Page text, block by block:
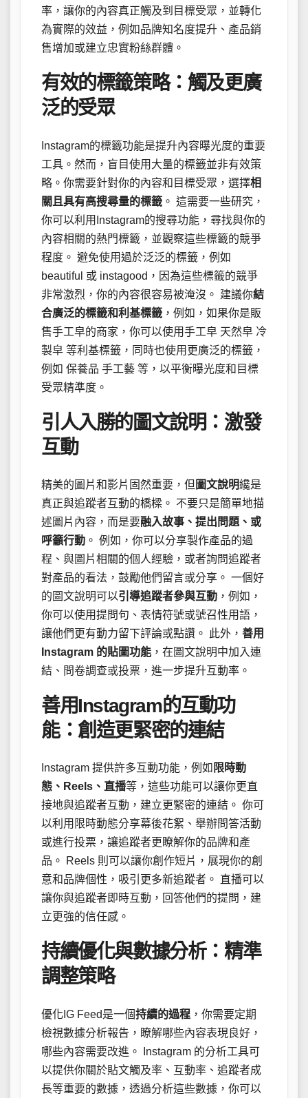
率，讓你的內容真正觸及到目標受眾，並轉化
為實際的效益，例如品牌知名度提升、產品銷
售增加或建立忠實粉絲群體。
有效的標籤策略：觸及更廣
泛的受眾
Instagram的標籤功能是提升內容曝光度的重要
工具。然而，盲目使用大量的標籤並非有效策
略。你需要針對你的內容和目標受眾，選擇相
關且具有高搜尋量的標籤 。 這需要一些研究，
你可以利用Instagram的搜尋功能，尋找與你的
內容相關的熱門標籤，並觀察這些標籤的競爭
程度。 避免使用過於泛泛的標籤，例如
beautiful 或 instagood，因為這些標籤的競爭
非常激烈，你的內容很容易被淹沒。 建議你結
合廣泛的標籤和利基標籤 ，例如，如果你是販
售手工皁的商家，你可以使用手工皁 天然皁 冷
製皁 等利基標籤，同時也使用更廣泛的標籤，
例如 保養品 手工藝 等，以平衡曝光度和目標
受眾精準度。
引人入勝的圖文說明：激發
互動
精美的圖片和影片固然重要，但 圖文說明纔是
真正與追蹤者互動的橋樑。 不要只是簡單地描
述圖片內容，而是要融入故事、提出問題、或
呼籲行動 。 例如，你可以分享製作產品的過
程、與圖片相關的個人經驗，或者詢問追蹤者
對產品的看法，鼓勵他們留言或分享。 一個好
的圖文說明可以引導追蹤者參與互動 ，例如，
你可以使用提問句、表情符號或號召性用語，
讓他們更有動力留下評論或點讚。 此外， 善用
Instagram 的貼圖功能 ，在圖文說明中加入連
結、問卷調查或投票，進一步提升互動率。
善用Instagram的互動功
能：創造更緊密的連結
Instagram 提供許多互動功能，例如 限時動
態、Reels、直播等，這些功能可以讓你更直
接地與追蹤者互動，建立更緊密的連結。 你可
以利用限時動態分享幕後花絮、舉辦問答活動
或進行投票，讓追蹤者更瞭解你的品牌和產
品。 Reels 則可以讓你創作短片，展現你的創
意和品牌個性，吸引更多新追蹤者。 直播可以
讓你與追蹤者即時互動，回答他們的提問，建
立更強的信任感。
持續優化與數據分析：精準
調整策略
優化IG Feed是一個持續的過程 ，你需要定期
檢視數據分析報告，瞭解哪些內容表現良好，
哪些內容需要改進。 Instagram 的分析工具可
以提供你關於貼文觸及率、互動率、追蹤者成
長等重要的數據，透過分析這些數據，你可以